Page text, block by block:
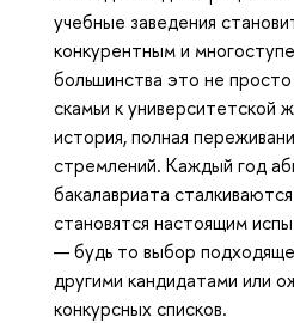
учебные заведения
конкурентным и
большинства это не
скамьи к университетской
история, полная
стремлений. Каждый год
бакалавриата
становятся настоящим
— будь то выбор
другими кандидатами или
конкурсных списков.